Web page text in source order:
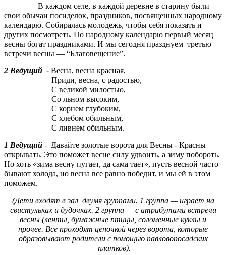
— В каждом селе, в каждой деревне в старину были
свои обычаи посиделок, праздников, посвященных народному
календарю. Собиралась молодежь, чтобы себя показать и
других посмотреть. По народному календарю первый месяц
весны богат праздниками. И мы сегодня празднуем третью
встречи весны — “Благовещение”.
2 Ведущий - Весна, весна красная,
Приди, весна, с радостью,
С великой милостью,
Со льном высоким,
С корнем глубоким,
С хлебом обильным,
С ливнем обильным.
1 Ведущий - Давайте золотые ворота для Весны - Красны
открывать. Это поможет весне силу удвоить, а зиму побороть.
Но хоть «зима весну пугает, да сама тает», пусть весной часто
бывают холода, но весна все равно победит, и мы ей в этом
поможем.
(Дети входят в зал двумя группами. 1 группа — играет на
свистульках и дудочках. 2 группа — с атрибутами встречи
весны (ленты, бумажные птицы, соломенные куклы и
прочее. Все проходят цепочкой через ворота, которые
образовывают родители с помощью павловопосадских
платков).